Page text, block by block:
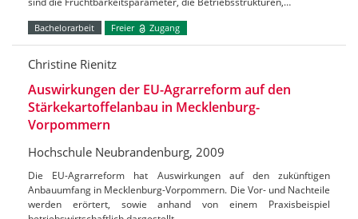
Bachelorarbeit Freier Zugang
Christine Rienitz
Auswirkungen der EU-Agrarreform auf den
Stärkekartoffelanbau in Mecklenburg-
Vorpommern
Hochschule Neubrandenburg, 2009
Die EU-Agrarreform hat Auswirkungen auf den zukünftigen
Anbauumfang in Mecklenburg-Vorpommern. Die Vor- und Nachteile
werden erörtert, sowie anhand von einem Praxisbeispiel